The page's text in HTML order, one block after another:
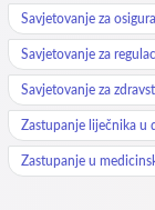
Savjetovanje za
Savjetovanje za
Savjetovanje za
Zastupanje liječnika u
Zastupanje u